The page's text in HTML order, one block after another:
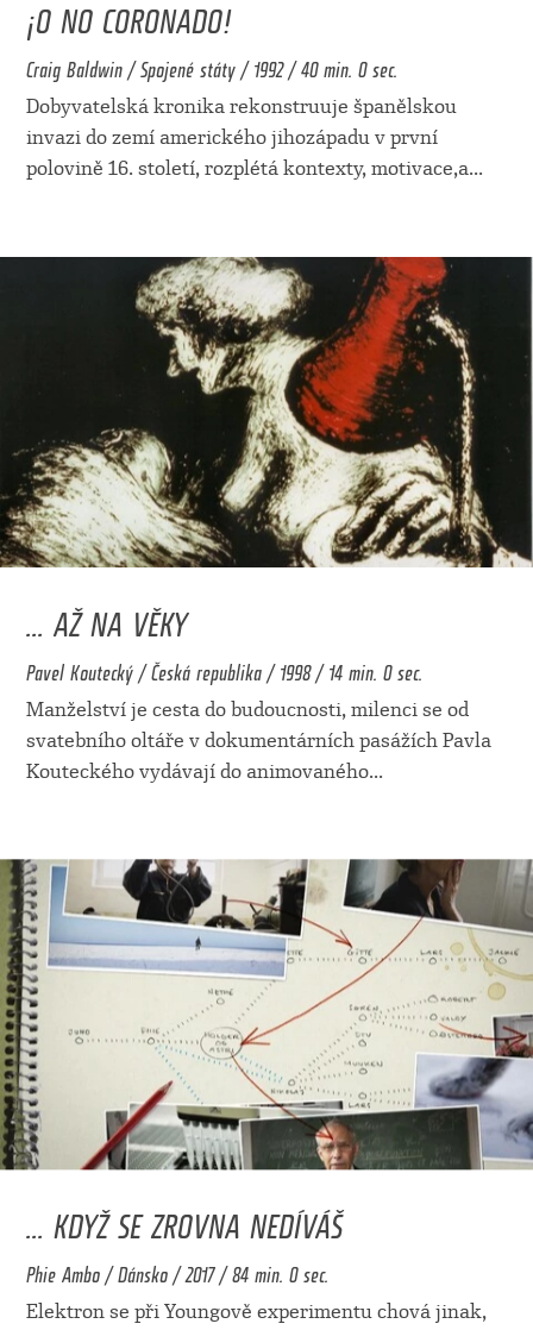
¡O NO CORONADO!
Craig Baldwin / Spojené státy / 1992 / 40 min. 0 sec.
Dobyvatelská kronika rekonstruuje španělskou
invazi do zemí amerického jihozápadu v první
polovině 16. století, rozplétá kontexty, motivace,a...
... AŽ NA VĚKY
Pavel Koutecký / Česká republika / 1998 / 14 min. 0 sec.
Manželství je cesta do budoucnosti, milenci se od
svatebního oltáře v dokumentárních pasážích Pavla
Kouteckého vydávají do animovaného...
... KDYŽ SE ZROVNA NEDÍVÁŠ
Phie Ambo / Dánsko / 2017 / 84 min. 0 sec.
Elektron se při Youngově experimentu chová jinak,